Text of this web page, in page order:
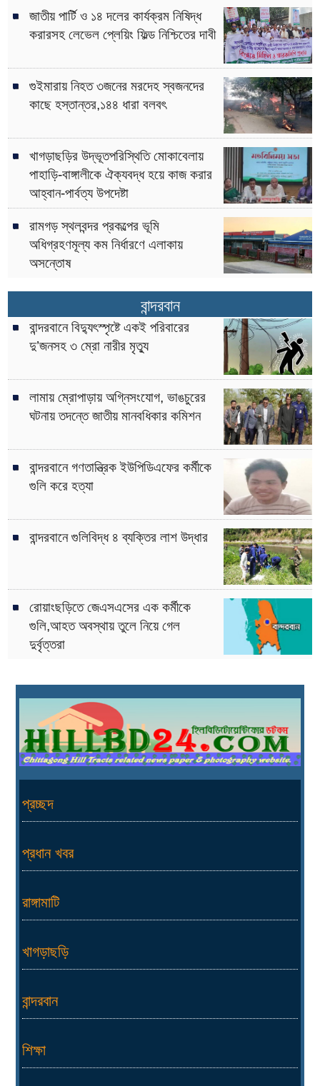
জাতীয় পার্টি ও ১৪ দলের কার্যক্রম নিষিদ্ধ
করারসহ লেভেল প্লেয়িং ফিল্ড নিশ্চিতের দাবী
গুইমারায় নিহত ৩জনের মরদেহ স্বজনদের
কাছে হস্তান্তর,১৪৪ ধারা বলবৎ
খাগড়াছড়ির উদ্ভূতপরিস্থিতি মোকাবেলায়
পাহাড়ি-বাঙ্গালীকে ঐক্যবদ্ধ হয়ে কাজ করার
আহ্বান-পার্বত্য উপদেষ্টা
রামগড় স্থলবন্দর প্রকল্পের ভূমি
অধিগ্রহণমূল্য কম নির্ধারণে এলাকায়
অসন্তোষ
বান্দরবান
বান্দরবানে বিদ্যুৎস্পৃষ্টে একই পরিবারের
দু’জনসহ ৩ ম্রো নারীর মৃত্যু
লামায় ম্রোপাড়ায় অগ্নিসংযোগ, ভাঙচুরের
ঘটনায় তদন্তে জাতীয় মানবধিকার কমিশন
বান্দরবানে গণতান্ত্রিক ইউপিডিএফের কর্মীকে
গুলি করে হত্যা
বান্দরবানে গুলিবিদ্ধ ৪ ব্যক্তির লাশ উদ্ধার
রোয়াংছড়িতে জেএসএসের এক কর্মীকে
গুলি,আহত অবস্থায় তুলে নিয়ে গেল
দুর্বৃত্তরা
প্রচ্ছদ
প্রধান খবর
রাঙ্গামাটি
খাগড়াছড়ি
বান্দরবান
শিক্ষা